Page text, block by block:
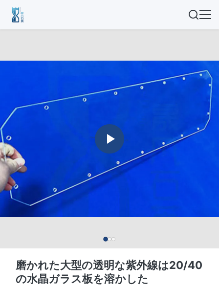
磨かれた大型の透明な紫外線は20/40
の水晶ガラス板を溶かした